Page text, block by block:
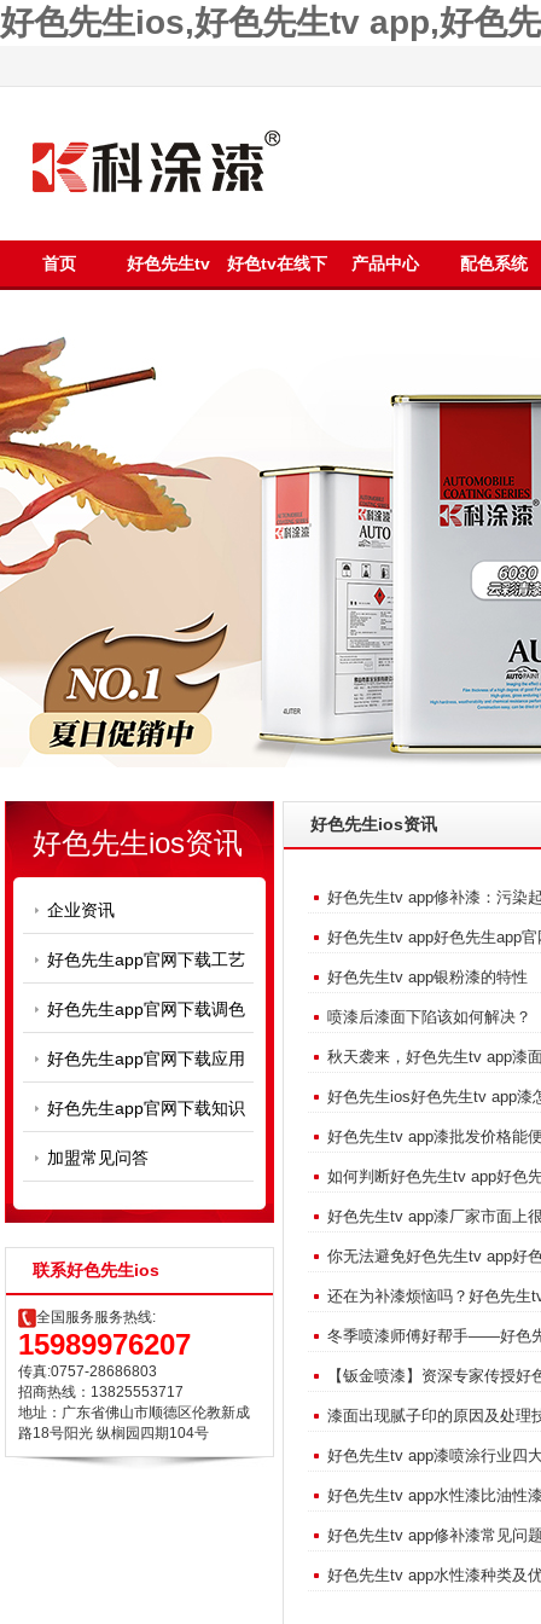
好色先生ios,好色先生tv app,好色
首页 好色先生tv 好色tv在线下 产品中心 配色系统
好色先生ios资讯
企业资讯
好色先生app官网下载工艺
好色先生app官网下载调色
好色先生app官网下载应用
好色先生app官网下载知识
加盟常见问答
联系好色先生ios
全国服务服务热线:
15989976207
传真:0757-28686803
招商热线：13825553717
地址：广东省佛山市顺德区伦教新成
路18号阳光 纵榈园四期104号
好色先生ios资讯
好色先生tv app修补漆：污染
好色先生tv app好色先生app
好色先生tv app银粉漆的特性
喷漆后漆面下陷该如何解决？
秋天袭来，好色先生tv app
好色先生ios好色先生tv app漆怎
好色先生tv app漆批发价格能便
如何判断好色先生tv app好色先
好色先生tv app漆厂家市面上很多
你无法避免好色先生tv app好色
还在为补漆烦恼吗？好色
冬季喷漆师傅好帮手——好色
【钣金喷漆】资深专家传授
漆面出现腻子印的原因及处理
好色先生tv app漆喷涂行业四大难
好色先生tv app水性漆比油性
好色先生tv app修补漆常见问
好色先生tv app水性漆种类及